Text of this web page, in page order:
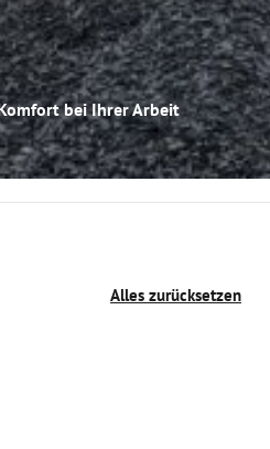
bei Ihrer Arbeit
Alles zurücksetzen